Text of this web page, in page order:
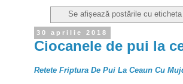
Se afișează postările cu eticheta
30 aprilie 2018
Ciocanele de pui la
Retete Friptura De Pui La Ceaun Cu